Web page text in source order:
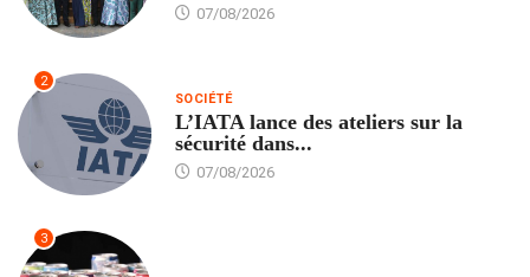
07/08/2026
2
SOCIÉTÉ
L’IATA lance des ateliers sur la
sécurité dans...
07/08/2026
3